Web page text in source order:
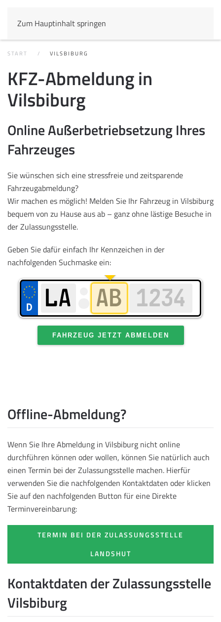
Zum Hauptinhalt springen
START VILSBIBURG
KFZ-Abmeldung in
Vilsbiburg
Online Außerbetriebsetzung Ihres
Fahrzeuges
Sie wünschen sich eine stressfreie und zeitsparende
Fahrzeugabmeldung?
Wir machen es möglich! Melden Sie Ihr Fahrzeug in Vilsbiburg
bequem von zu Hause aus ab – ganz ohne lästige Besuche in
der Zulassungsstelle.
Geben Sie dafür einfach Ihr Kennzeichen in der
nachfolgenden Suchmaske ein:
FAHRZEUG JETZT ABMELDEN
Offline-Abmeldung?
Wenn Sie Ihre Abmeldung in Vilsbiburg nicht online
durchführen können oder wollen, können Sie natürlich auch
einen Termin bei der Zulassungsstelle machen. Hierfür
verwenden Sie die nachfolgenden Kontaktdaten oder klicken
Sie auf den nachfolgenden Button für eine Direkte
Terminvereinbarung:
TERMIN BEI DER ZULASSUNGSSTELLE
LANDSHUT
Kontaktdaten der Zulassungsstelle
Vilsbiburg